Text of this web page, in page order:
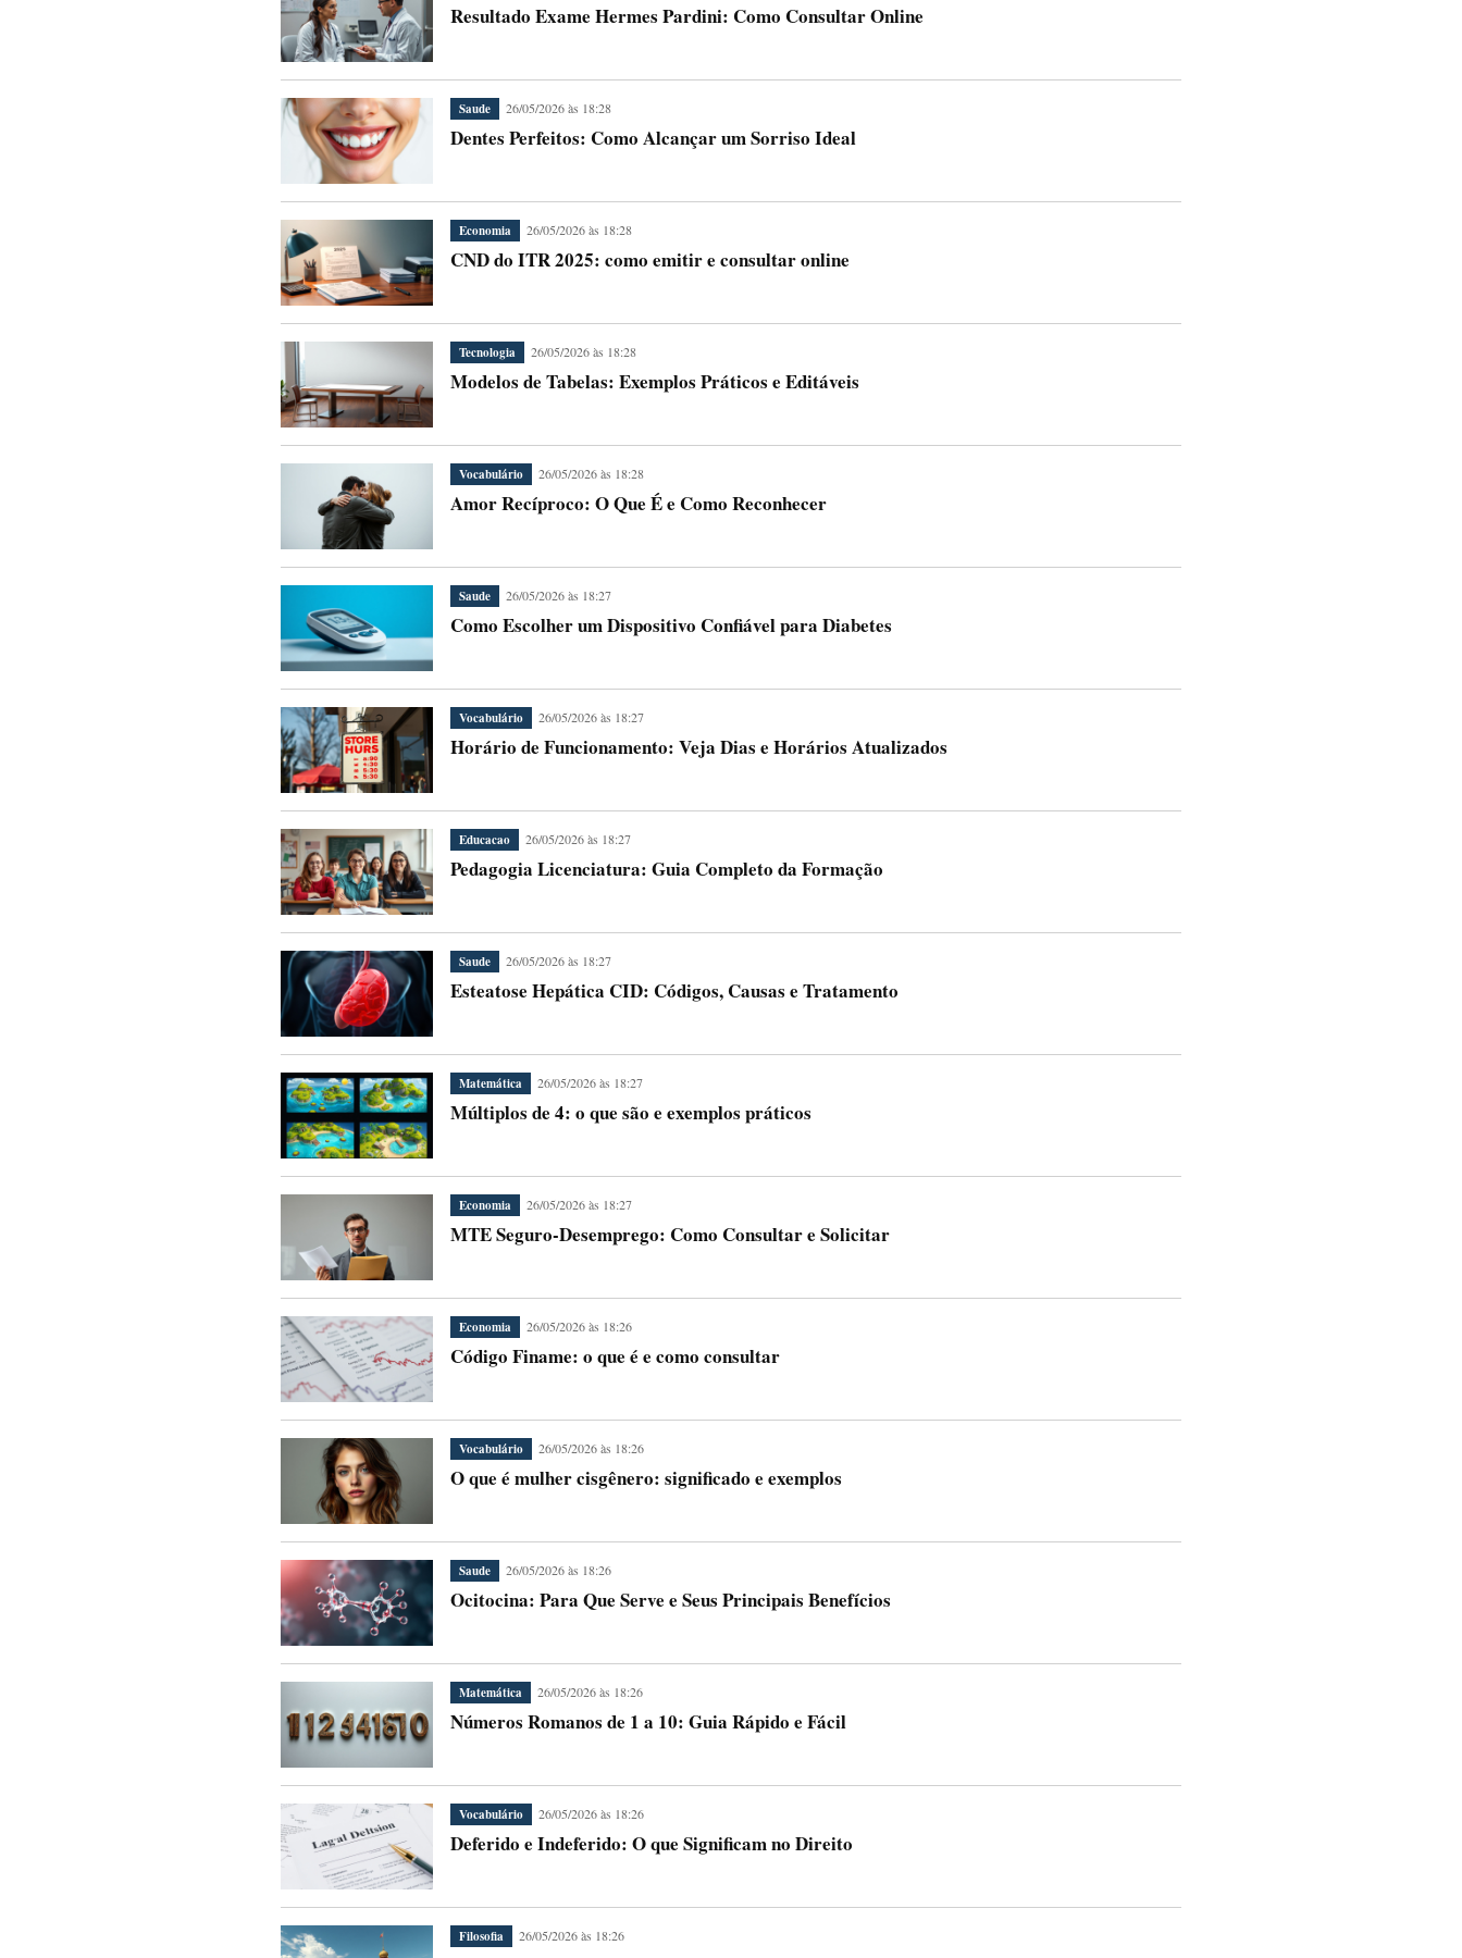
Resultado Exame Hermes Pardini: Como Consultar Online
Saude 26/05/2026 às 18:28
Dentes Perfeitos: Como Alcançar um Sorriso Ideal
Economia 26/05/2026 às 18:28
CND do ITR 2025: como emitir e consultar online
Tecnologia 26/05/2026 às 18:28
Modelos de Tabelas: Exemplos Práticos e Editáveis
Vocabulário 26/05/2026 às 18:28
Amor Recíproco: O Que É e Como Reconhecer
Saude 26/05/2026 às 18:27
Como Escolher um Dispositivo Confiável para Diabetes
Vocabulário 26/05/2026 às 18:27
Horário de Funcionamento: Veja Dias e Horários Atualizados
Educacao 26/05/2026 às 18:27
Pedagogia Licenciatura: Guia Completo da Formação
Saude 26/05/2026 às 18:27
Esteatose Hepática CID: Códigos, Causas e Tratamento
Matemática 26/05/2026 às 18:27
Múltiplos de 4: o que são e exemplos práticos
Economia 26/05/2026 às 18:27
MTE Seguro-Desemprego: Como Consultar e Solicitar
Economia 26/05/2026 às 18:26
Código Finame: o que é e como consultar
Vocabulário 26/05/2026 às 18:26
O que é mulher cisgênero: significado e exemplos
Saude 26/05/2026 às 18:26
Ocitocina: Para Que Serve e Seus Principais Benefícios
Matemática 26/05/2026 às 18:26
Números Romanos de 1 a 10: Guia Rápido e Fácil
Vocabulário 26/05/2026 às 18:26
Deferido e Indeferido: O que Significam no Direito
Filosofia 26/05/2026 às 18:26